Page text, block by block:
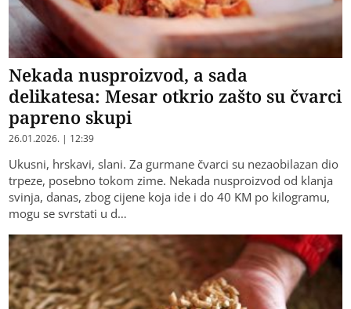
Nekada nusproizvod, a sada
delikatesa: Mesar otkrio zašto su čvarci
papreno skupi
26.01.2026. | 12:39
Ukusni, hrskavi, slani. Za gurmane čvarci su nezaobilazan dio
trpeze, posebno tokom zime. Nekada nusproizvod od klanja
svinja, danas, zbog cijene koja ide i do 40 KM po kilogramu,
mogu se svrstati u d…